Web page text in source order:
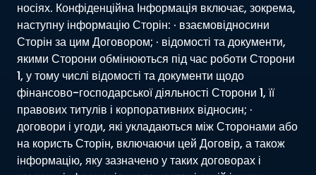
носіях. Конфіденційна Інформація включає, зокрема,
наступну інформацію Сторін: · взаємовідносини
Сторін за цим Договором; · відомості та документи,
якими Сторони обмінюються під час роботи Сторони
1, у тому числі відомості та документи щодо
фінансово-господарської діяльності Сторони 1, її
правових титулів і корпоративних відносин; ·
договори і угоди, які укладаються між Сторонами або
на користь Сторін, включаючи цей Договір, а також
інформацію, яку зазначено у таких договорах і